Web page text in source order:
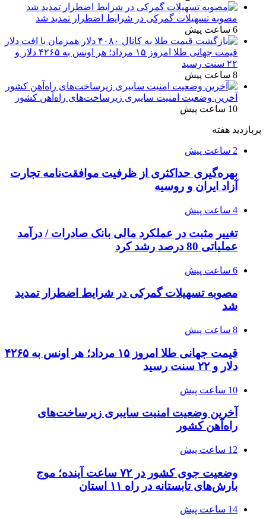
مصوبه تسهیلات گمرکی در شرایط اضطرار تمدید شد
6 ساعت پیش
قیمت جهانی طلا امروز ۱۵ مرداد؛ هر اونس به ۴۲۶۵ دلار و
۲۲ سنت رسید
8 ساعت پیش
آخرین وضعیت امنیت سایبری زیرساخت‌های راه‌آهن کشور
10 ساعت پیش
پربازدید هفته
2 ساعت پیش
بهره‌گیری حداکثری از ظرفیت موافقت‌نامه تجارت
آزاد ایران و روسیه
4 ساعت پیش
تغییر مثبت در عملکرد مالی بانک صادرات / درآمد
عملیاتی 80 درصد رشد کرد
6 ساعت پیش
مصوبه تسهیلات گمرکی در شرایط اضطرار تمدید
شد
8 ساعت پیش
قیمت جهانی طلا امروز ۱۵ مرداد؛ هر اونس به ۴۲۶۵
دلار و ۲۲ سنت رسید
10 ساعت پیش
آخرین وضعیت امنیت سایبری زیرساخت‌های
راه‌آهن کشور
12 ساعت پیش
وضعیت جوی کشور در ۷۲ ساعت آینده؛ موج
بارش‌های تابستانه در راه ۱۱ استان
14 ساعت پیش